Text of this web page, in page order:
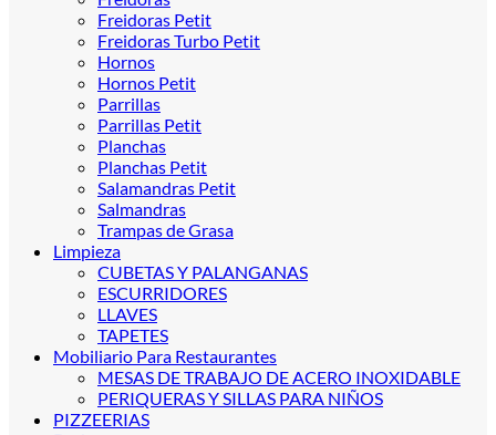
Freidoras Petit
Freidoras Turbo Petit
Hornos
Hornos Petit
Parrillas
Parrillas Petit
Planchas
Planchas Petit
Salamandras Petit
Salmandras
Trampas de Grasa
Limpieza
CUBETAS Y PALANGANAS
ESCURRIDORES
LLAVES
TAPETES
Mobiliario Para Restaurantes
MESAS DE TRABAJO DE ACERO INOXIDABLE
PERIQUERAS Y SILLAS PARA NIÑOS
PIZZEERIAS